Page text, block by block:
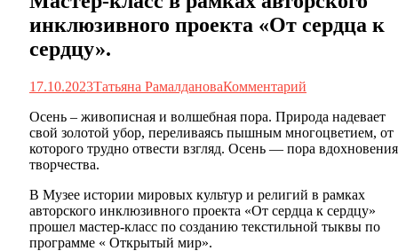
инклюзивного проекта «От сердца к
сердцу».
17.10.2023Татьяна РамалдановаКомментарий
Осень – живописная и волшебная пора. Природа надевает
свой золотой убор, переливаясь пышным многоцветием, от
которого трудно отвести взгляд. Осень — пора
творчества.
В Музее истории мировых культур и религий в рамках
авторского инклюзивного проекта «От сердца к сердцу»
прошел мастер-класс по созданию текстильной тыквы по
программе « Открытый мир».